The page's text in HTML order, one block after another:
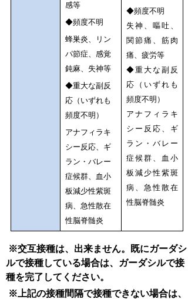
感等
◆頻度不明
蜂巣炎、リン
パ節症、感覚
鈍麻、失神等
◆重大な副反
応（いずれも
頻度不明）
アナフィラキ
シー反応、ギ
ラン・バレー
症候群、血小
板減少性紫斑
病、急性散在
性脳脊髄炎
◆頻度不明
失神、嘔吐、
関節痛、筋肉
痛、疲労等
◆重大な副反
応（いずれも
頻度不明）
アナフィラキ
シー反応、ギ
ラン・バレー
症候群、血小
板減少性紫斑
病、急性散在
性脳脊髄炎
※交互接種は、出来ません。既にガーダシ
ルで接種している場合は、ガーダシルで接
種を完了してください。
※上記の接種間隔で接種できない場合は、